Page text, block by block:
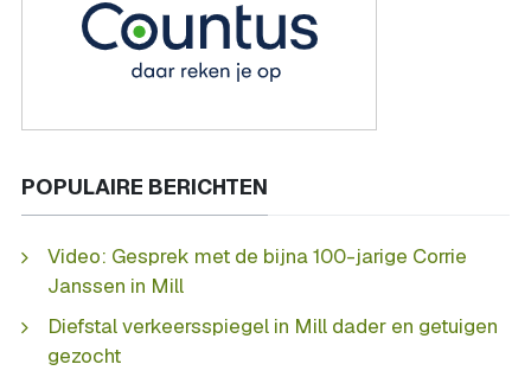
POPULAIRE BERICHTEN
Video: Gesprek met de bijna 100-jarige Corrie
Janssen in Mill
Diefstal verkeersspiegel in Mill dader en getuigen
gezocht